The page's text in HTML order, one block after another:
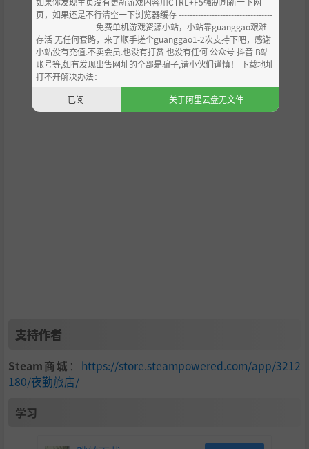
支持作者
Steam商城 ： https://store.steampowered.com/app/3212
180/夜勤旅店/
学习
页，如果还是不行清空一下浏览器缓存 ----------------------------------
--------------------- 免费单机游戏资源小站，小站靠guanggao艰难
存活 无任何套路，来了顺手搓个guanggao1-2次支持下吧，感谢
小站没有充值.不卖会员.也没有打赏 也没有任何 公众号 抖音 B站
账号等,如有发现出售网址的全部是骗子,请小伙们谨慎！ 下载地址
打不开解决办法：
已阅
关于阿里云盘无文件